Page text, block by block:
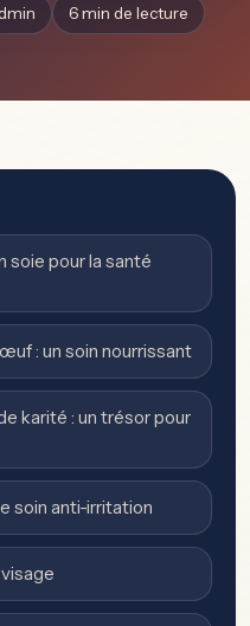
6 min de lecture
soie pour la santé
: un soin nourrissant
karité : un trésor pour
soin anti-irritation